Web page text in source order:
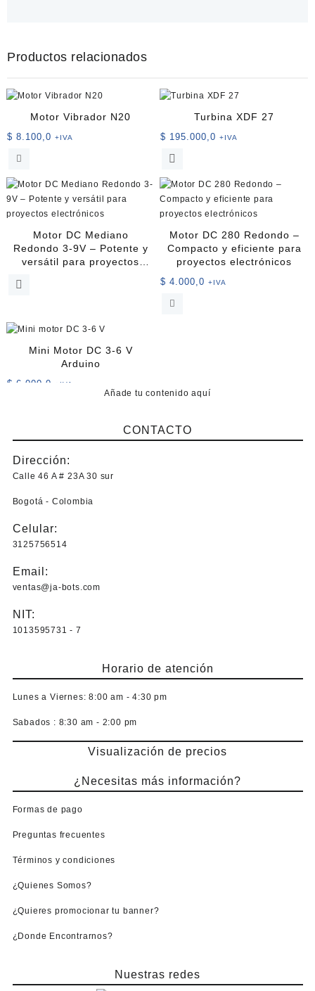
Productos relacionados
Motor Vibrador N20
$ 8.100,0 +IVA
Turbina XDF 27
$ 195.000,0 +IVA
Motor DC Mediano
Redondo 3-9V – Potente y
versátil para proyectos
Motor DC 280 Redondo –
Compacto y eficiente para
proyectos electrónicos
$ 4.000,0 +IVA
Mini Motor DC 3-6 V
Arduino
$ 6.000,0 +IVA
variantes.
Las
se
elegir
en
producto
Añade tu contenido aquí
CONTACTO
Dirección:
Calle 46 A # 23A 30 sur
Bogotá - Colombia
Celular:
3125756514
Email:
ventas@ja-bots.com
NIT:
1013595731 - 7
Horario de atención
Lunes a Viernes: 8:00 am - 4:30 pm
Sabados : 8:30 am - 2:00 pm
Visualización de precios
¿Necesitas más información?
Formas de pago
Preguntas frecuentes
Términos y condiciones
¿Quienes Somos?
¿Quieres promocionar tu banner?
¿Donde Encontrarnos?
Nuestras redes